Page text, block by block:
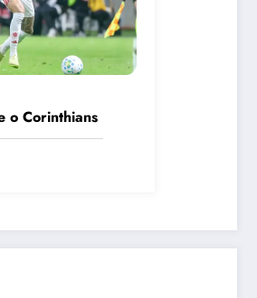
o Corinthians